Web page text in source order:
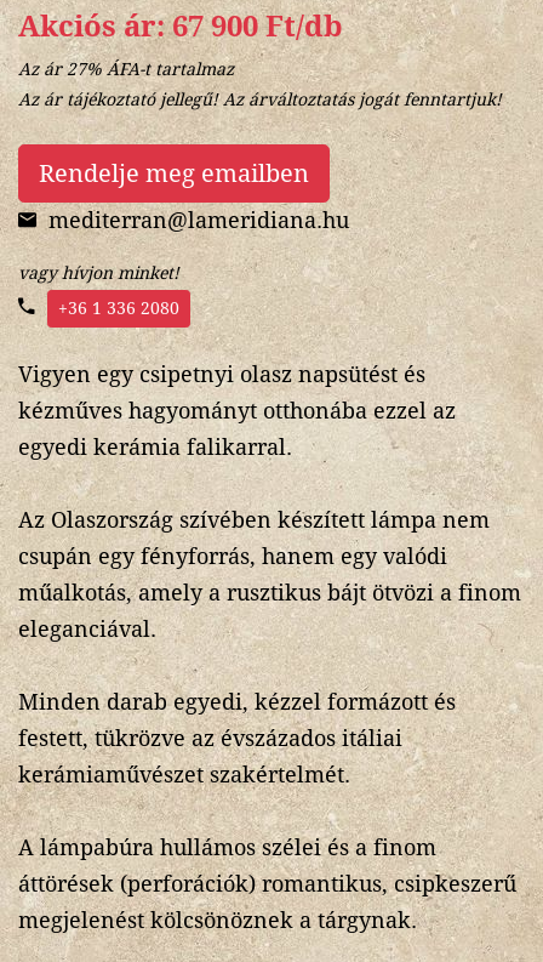
Akciós ár: 67 900 Ft/db
Az ár 27% ÁFA-t tartalmaz
Az ár tájékoztató jellegű! Az árváltoztatás jogát fenntartjuk!
Rendelje meg emailben
mediterran@lameridiana.hu
vagy hívjon minket!
+36 1 336 2080
Vigyen egy csipetnyi olasz napsütést és
kézműves hagyományt otthonába ezzel az
egyedi kerámia falikarral.
Az Olaszország szívében készített lámpa nem
csupán egy fényforrás, hanem egy valódi
műalkotás, amely a rusztikus bájt ötvözi a finom
eleganciával.
Minden darab egyedi, kézzel formázott és
festett, tükrözve az évszázados itáliai
kerámiaművészet szakértelmét.
A lámpabúra hullámos szélei és a finom
áttörések (perforációk) romantikus, csipkeszerű
megjelenést kölcsönöznek a tárgynak.